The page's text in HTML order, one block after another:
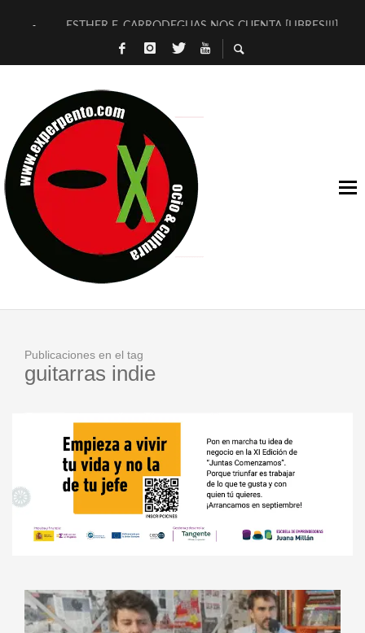
ESTHER F. CARRODEGUAS NOS CUENTA [LIBRES!!!]
[TERRA DE GUAPES] DE SANDRA MONFORT
TIMBRE 4, LA ESCUELA DEL DIRECTOR TEATRAL CLAUDIO
30 AÑOS (NO ES NADA) DE LA KATARSIS DEL TOMATAZO
MILITARES JUDÍAS EN #EXVITA
D’BALDOMEROS REINVENTAN [BITÁCORA 3.0] EN EXVITA
MARSHALL FLASH PRESENTA EN EXVITA [RELATIVA
JOFRE BARDAGÍ EN EXVITA INTERPRETANDO A SERRAT
Publicaciones en el tag
guitarras indie